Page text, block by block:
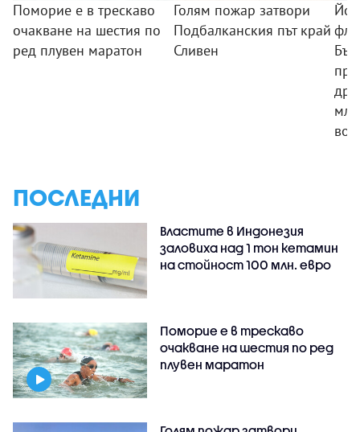
Поморие е в трескаво
очакване на шестия по
ред плувен маратон
Голям пожар затвори
Подбалканския път край
Сливен
ПОСЛЕДНИ
Властите в Индонезия
заловиха над 1 тон кетамин
на стойност 100 млн. евро
Поморие е в трескаво
очакване на шестия по ред
плувен маратон